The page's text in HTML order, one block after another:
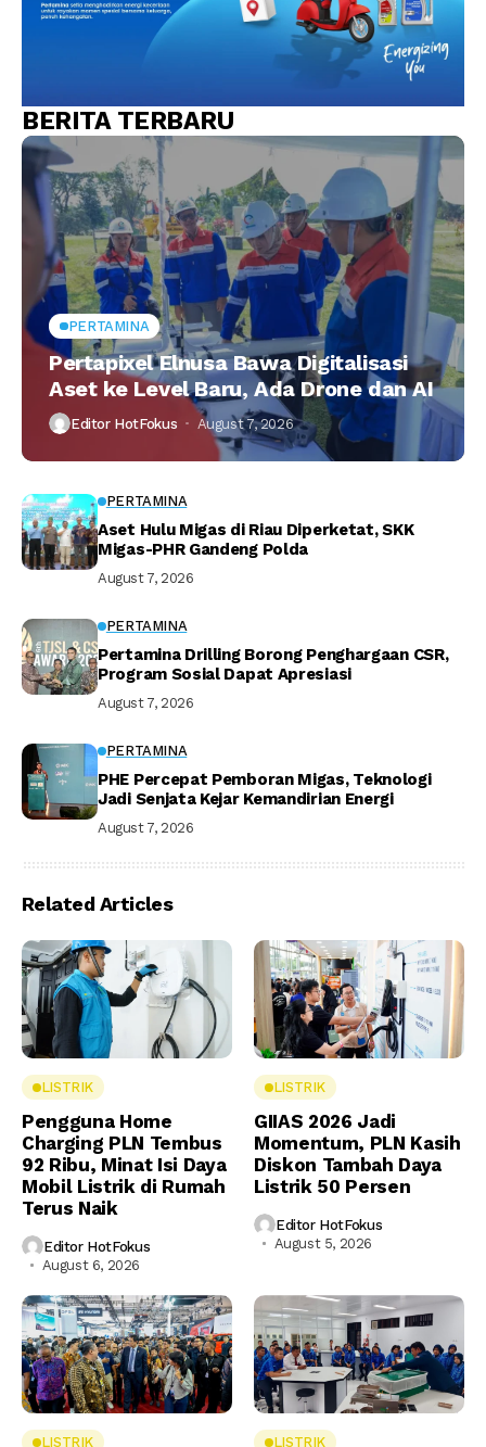
BERITA TERBARU
PERTAMINA
Pertapixel Elnusa Bawa Digitalisasi
Aset ke Level Baru, Ada Drone dan AI
Editor HotFokus August 7, 2026
PERTAMINA
Aset Hulu Migas di Riau Diperketat, SKK
Migas-PHR Gandeng Polda
August 7, 2026
PERTAMINA
Pertamina Drilling Borong Penghargaan CSR,
Program Sosial Dapat Apresiasi
August 7, 2026
PERTAMINA
PHE Percepat Pemboran Migas, Teknologi
Jadi Senjata Kejar Kemandirian Energi
August 7, 2026
Related Articles
LISTRIK
Pengguna Home
Charging PLN Tembus
92 Ribu, Minat Isi Daya
Mobil Listrik di Rumah
Terus Naik
Editor HotFokus
August 6, 2026
LISTRIK
GIIAS 2026 Jadi
Momentum, PLN Kasih
Diskon Tambah Daya
Listrik 50 Persen
Editor HotFokus
August 5, 2026
LISTRIK LISTRIK